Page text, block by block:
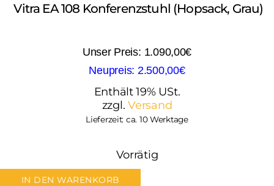
Vitra EA 108 Konferenzstuhl (Hopsack, Grau)
1.090,00€
2.500,00€
Enthält 19% USt.
zzgl.Versand
Lieferzeit: ca. 10 Werktage
Vorrätig
IN DEN WARENKORB